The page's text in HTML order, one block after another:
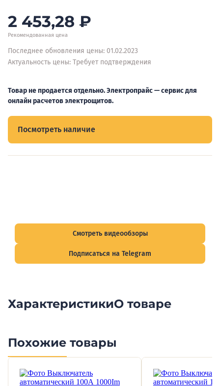
2 453,28 ₽
Рекомендованная цена
Последнее обновления цены: 01.02.2023
Актуальность цены: Требует подтверждения
Товар не продается отдельно. Электропрайс — сервис для
онлайн расчетов электрощитов.
Посмотреть наличие
Смотреть видеообзоры
Подписаться на Telegram
ХарактеристикиО товаре
Похожие товары